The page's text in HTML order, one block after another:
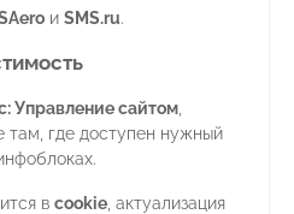
и SMS.ru.
Управление сайтом
там, где доступен нужный
в cookie , актуализация